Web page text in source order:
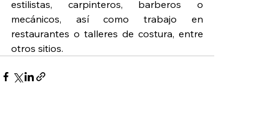
estilistas, carpinteros, barberos o
mecánicos, así como trabajo en
restaurantes o talleres de costura, entre
otros sitios.